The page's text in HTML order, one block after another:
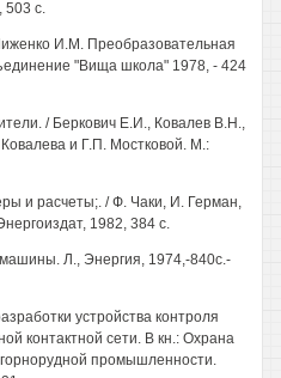
503 с.
И.М. Преобразовательная
"Вища школа" 1978, - 424
/ Беркович Е.И., Ковалев В.Н.,
и Г.П. Мостковой. М.:
и расчеты;. / Ф. Чаки, И. Герман,
1982, 384 с.
Л., Энергия, 1974,-840с.-
устройства контроля
контактной сети. В кн.: Охрана
промышленности.